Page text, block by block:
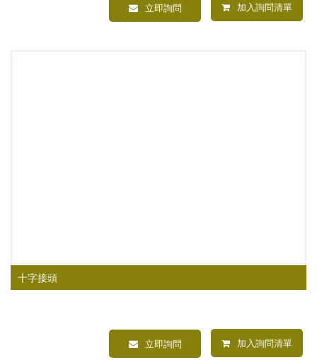
立即詢問 加入詢問清單
十字接頭
立即詢問 加入詢問清單